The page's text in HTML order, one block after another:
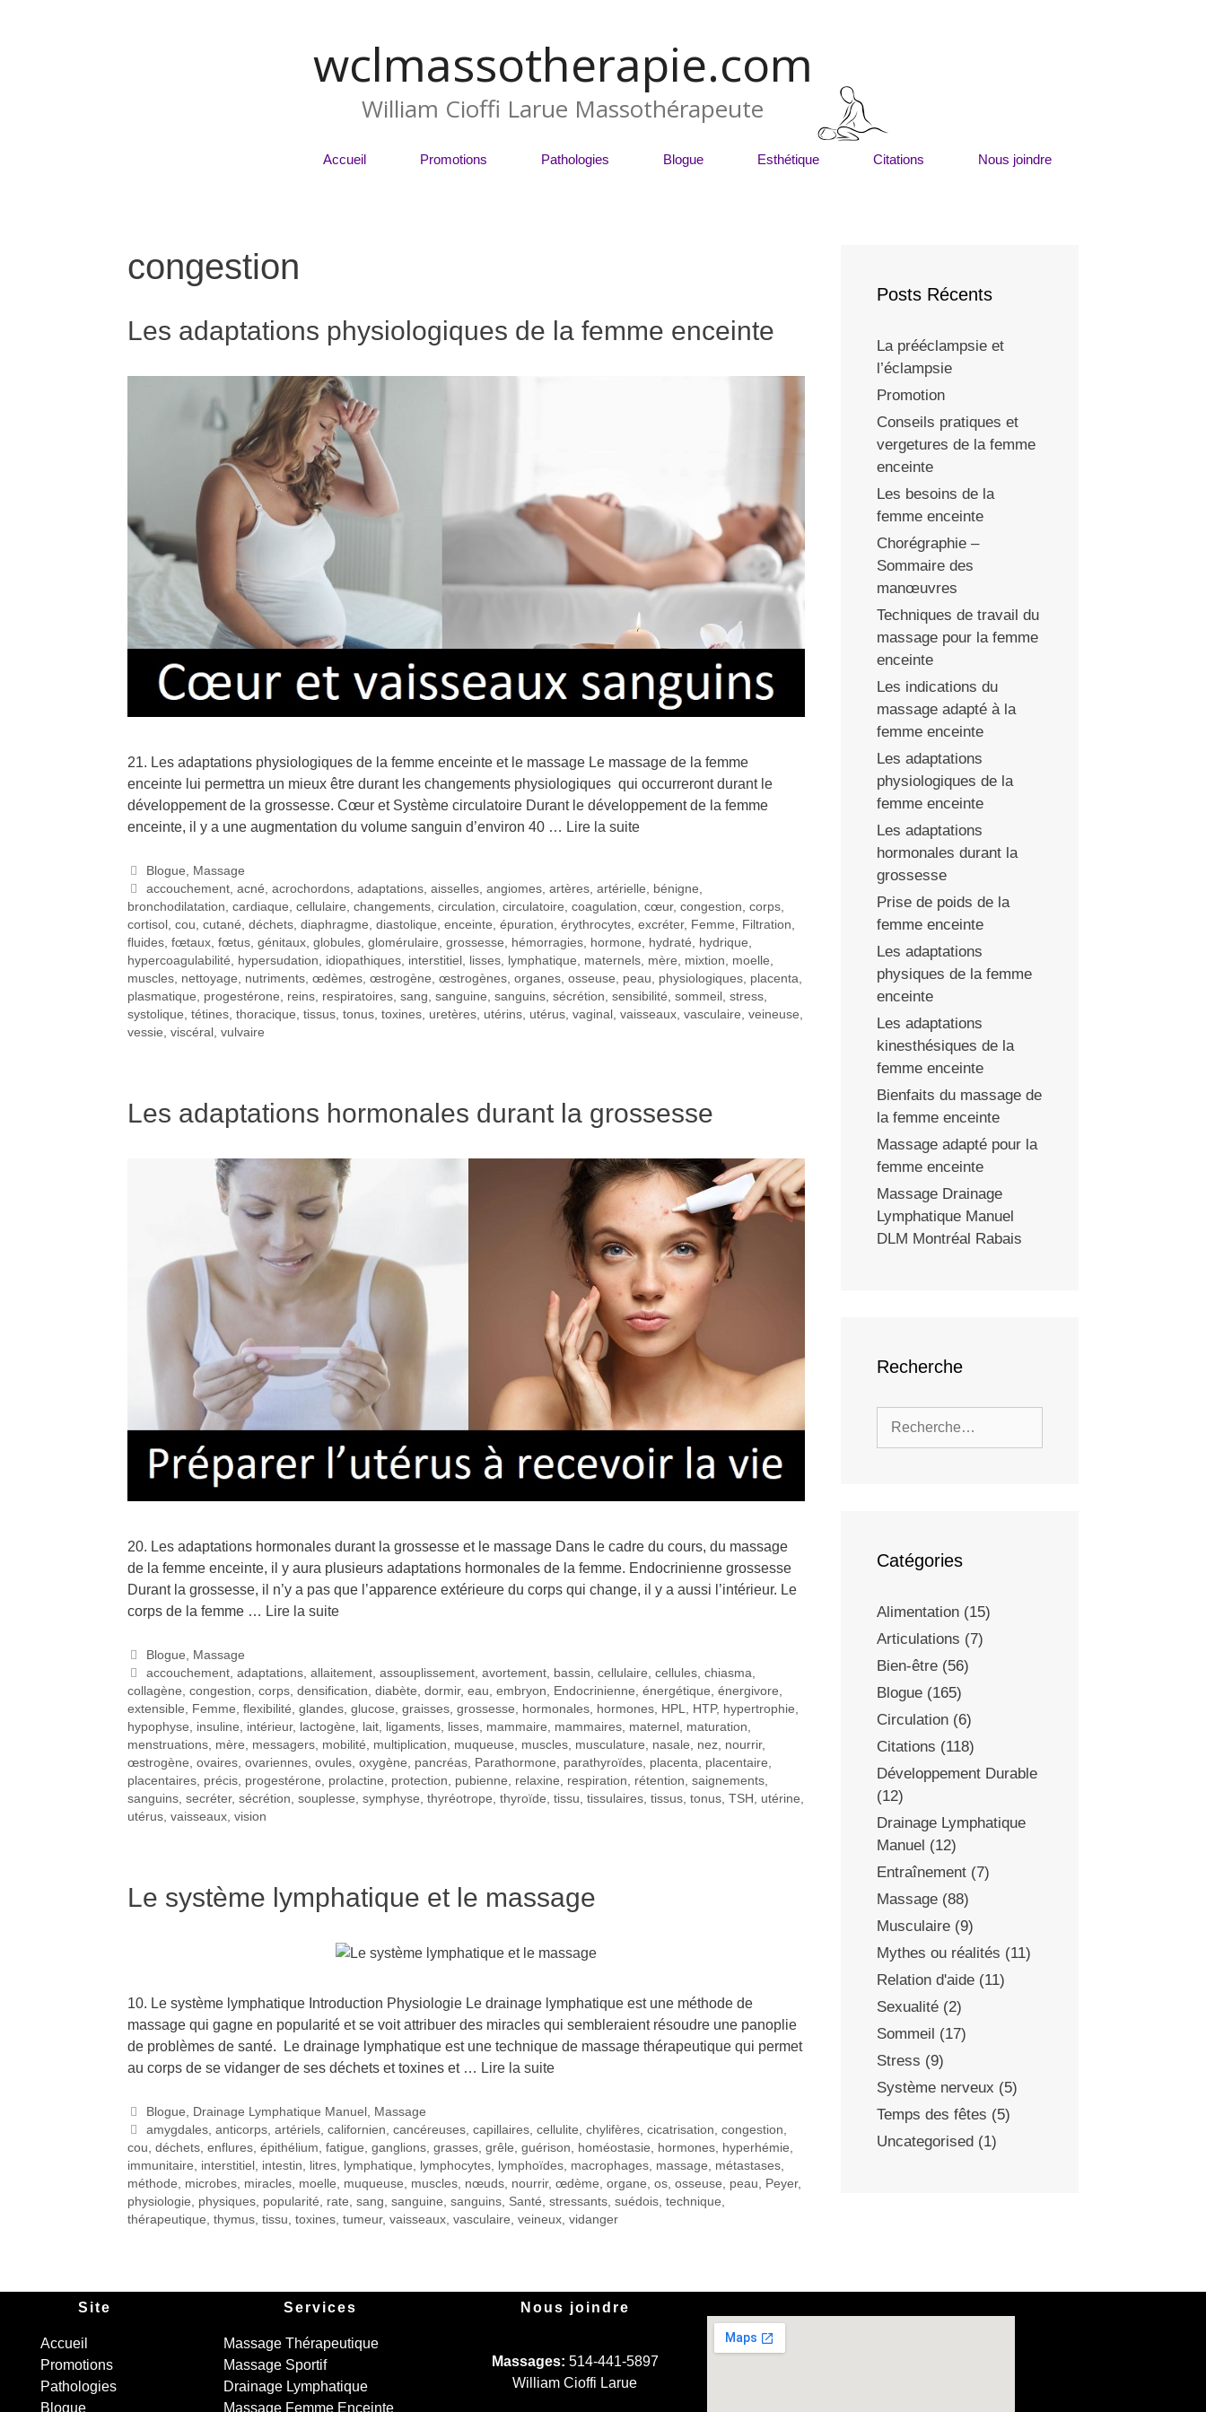
wclmassotherapie.com
William Cioffi Larue Massothérapeute
Accueil Promotions Pathologies Blogue Esthétique Citations Nous joindre
congestion
Les adaptations physiologiques de la femme enceinte
21. Les adaptations physiologiques de la femme enceinte et le massage Le massage de la femme
enceinte lui permettra un mieux être durant les changements physiologiques qui occurreront durant le
développement de la grossesse. Cœur et Système circulatoire Durant le développement de la femme
enceinte, il y a une augmentation du volume sanguin d’environ 40 … Lire la suite
Blogue, Massage
accouchement,acné,acrochordons,adaptations,aisselles,angiomes,artères,artérielle, bénigne,
bronchodilatation, cardiaque, cellulaire, changements, circulation, circulatoire, coagulation, cœur, congestion, corps,
cortisol , cou, cutané, déchets, diaphragme, diastolique, enceinte, épuration, érythrocytes, excréter, Femme, Filtration,
fluides, fœtaux, fœtus, génitaux, globules, glomérulaire, grossesse, hémorragies, hormone, hydraté, hydrique,
hypercoagulabilité, hypersudation, idiopathiques, interstitiel , lisses, lymphatique, maternels, mère, mixtion, moelle,
muscles, nettoyage, nutriments, œdèmes, œstrogène, œstrogènes, organes, osseuse, peau, physiologiques, placenta,
plasmatique, progestérone, reins, respiratoires, sang, sanguine, sanguins, sécrétion, sensibilité, sommeil , stress,
systolique, tétines, thoracique, tissus, tonus, toxines, uretères, utérins, utérus, vaginal , vaisseaux, vasculaire, veineuse,
vessie, viscéral , vulvaire
Les adaptations hormonales durant la grossesse
20. Les adaptations hormonales durant la grossesse et le massage Dans le cadre du cours, du massage
de la femme enceinte, il y aura plusieurs adaptations hormonales de la femme. Endocrinienne grossesse
Durant la grossesse, il n’y a pas que l’apparence extérieure du corps qui change, il y a aussi l’intérieur. Le
corps de la femme … Lire la suite
Blogue, Massage
accouchement,adaptations,allaitement,assouplissement,avortement, bassin,cellulaire,cellules,chiasma,
collagène, congestion, corps, densification, diabète, dormir, eau, embryon, Endocrinienne, énergétique, énergivore,
extensible, Femme, flexibilité, glandes, glucose, graisses, grossesse, hormonales, hormones, HPL, HTP, hypertrophie,
hypophyse, insuline, intérieur, lactogène, lait, ligaments, lisses, mammaire, mammaires, maternel , maturation,
menstruations, mère, messagers, mobilité, multiplication, muqueuse, muscles, musculature, nasale, nez, nourrir,
œstrogène, ovaires, ovariennes, ovules, oxygène, pancréas, Parathormone, parathyroïdes, placenta, placentaire,
placentaires, précis, progestérone, prolactine, protection, pubienne, relaxine, respiration, rétention, saignements,
sanguins, secréter, sécrétion, souplesse, symphyse, thyréotrope, thyroïde, tissu, tissulaires, tissus, tonus, TSH , utérine,
utérus, vaisseaux, vision
Le système lymphatique et le massage
10. Le système lymphatique Introduction Physiologie Le drainage lymphatique est une méthode de
massage qui gagne en popularité et se voit attribuer des miracles qui sembleraient résoudre une panoplie
de problèmes de santé. Le drainage lymphatique est une technique de massage thérapeutique qui permet
au corps de se vidanger de ses déchets et toxines et … Lire la suite
Blogue, Drainage Lymphatique Manuel , Massage
amygdales,anticorps,artériels,californien,cancéreuses,capillaires,cellulite,chylifères,cicatrisation,congestion,
cou, déchets, enflures, épithélium, fatigue, ganglions, grasses, grêle, guérison, homéostasie, hormones, hyperhémie,
immunitaire, interstitiel , intestin, litres, lymphatique, lymphocytes, lymphoïdes, macrophages, massage, métastases,
méthode, microbes, miracles, moelle, muqueuse, muscles, nœuds, nourrir, œdème, organe, os, osseuse, peau, Peyer,
physiologie, physiques, popularité, rate, sang, sanguine, sanguins, Santé, stressants, suédois, technique,
thérapeutique, thymus, tissu, toxines, tumeur, vaisseaux, vasculaire, veineux, vidanger
Posts Récents
La prééclampsie et
l’éclampsie
Promotion
Conseils pratiques et
vergetures de la femme
enceinte
Les besoins de la
femme enceinte
Chorégraphie –
Sommaire des
manœuvres
Techniques de travail du
massage pour la femme
enceinte
Les indications du
massage adapté à la
femme enceinte
Les adaptations
physiologiques de la
femme enceinte
Les adaptations
hormonales durant la
grossesse
Prise de poids de la
femme enceinte
Les adaptations
physiques de la femme
enceinte
Les adaptations
kinesthésiques de la
femme enceinte
Bienfaits du massage de
la femme enceinte
Massage adapté pour la
femme enceinte
Massage Drainage
Lymphatique Manuel
DLM Montréal Rabais
Recherche
Catégories
Alimentation (15)
Articulations (7)
Bien-être (56)
Blogue (165)
Circulation (6)
Citations (118)
Développement Durable
(12)
Drainage Lymphatique
Manuel (12)
Entraînement (7)
Massage (88)
Musculaire (9)
Mythes ou réalités (11)
Relation d'aide (11)
Sexualité (2)
Sommeil (17)
Stress (9)
Système nerveux (5)
Temps des fêtes (5)
Uncategorised (1)
Site
Accueil
Promotions
Pathologies
Blogue
Services
Massage Thérapeutique
Massage Sportif
Drainage Lymphatique
Massage Femme Enceinte
Nous joindre
Massages: 514-441-5897
William Cioffi Larue